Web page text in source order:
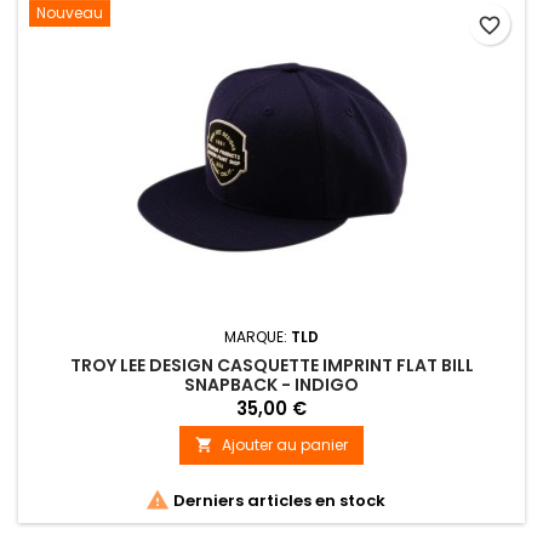
Nouveau
MARQUE: TLD
TROY LEE DESIGN CASQUETTE IMPRINT FLAT BILL
SNAPBACK - INDIGO
35,00 €
 Ajouter au panier
 Derniers articles en stock
favorite_border